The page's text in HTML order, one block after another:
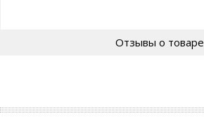
Отзывы о товаре